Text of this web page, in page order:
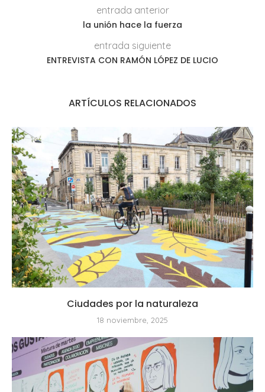
entrada anterior
la unión hace la fuerza
entrada siguiente
ENTREVISTA CON RAMÓN LÓPEZ DE LUCIO
ARTÍCULOS RELACIONADOS
Ciudades por la naturaleza
18 noviembre, 2025